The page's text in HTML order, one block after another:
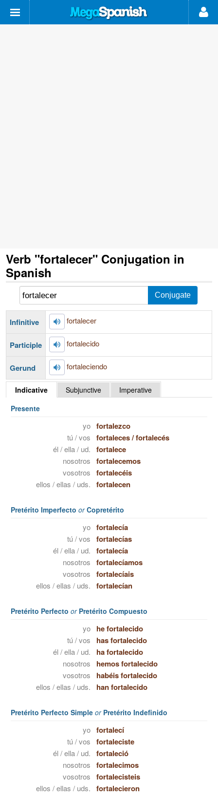
Verb "fortalecer" Conjugation in
Spanish
Infinitive fortalecer
Participle fortalecido
Gerund fortaleciendo
Indicative Subjunctive
Imperative
Presente
yo fortalezco
tú / vos fortaleces/fortalecés
él / ella / ud. fortalece
nosotros fortalecemos
vosotros fortalecéis
ellos / ellas / uds. fortalecen
Pretérito Imperfecto orCopretérito
yo fortalecía
tú / vos fortalecías
él / ella / ud. fortalecía
nosotros fortalecíamos
vosotros fortalecíais
ellos / ellas / uds. fortalecían
Pretérito Perfecto orPretérito Compuesto
yo he fortalecido
tú / vos has fortalecido
él / ella / ud. ha fortalecido
nosotros hemos fortalecido
vosotros habéis fortalecido
ellos / ellas / uds. han fortalecido
Pretérito Perfecto Simple orPretérito Indefinido
yo fortalecí
tú / vos fortaleciste
él / ella / ud. fortaleció
nosotros fortalecimos
vosotros fortalecisteis
ellos / ellas / uds. fortalecieron